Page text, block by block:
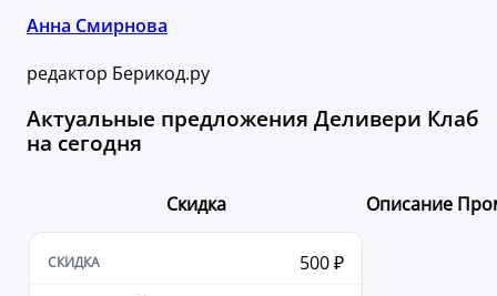
Анна Смирнова
редактор Берикод.ру
Актуальные предложения Деливери Клаб
на сегодня
Скидка Описание
500 ₽